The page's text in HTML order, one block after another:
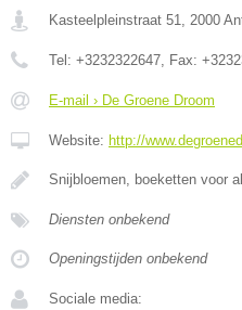
Kasteelpleinstraat 51, 2000
Tel: +3232322647, Fax:
E-mail › De Groene Droom
Website: http://
Snijbloemen, boeketten voor
Diensten onbekend
Openingstijden onbekend
Sociale media: